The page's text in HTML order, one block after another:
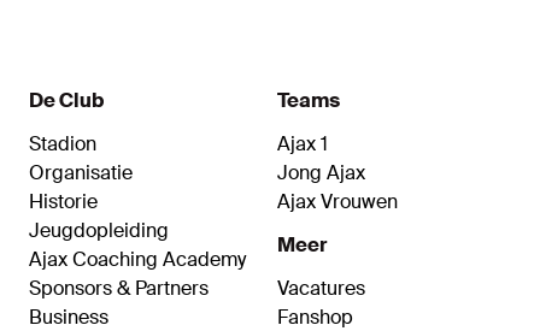
De Club
Stadion
Organisatie
Historie
Jeugdopleiding
Ajax Coaching Academy
Sponsors & Partners
Business
Teams
Ajax 1
Jong Ajax
Ajax Vrouwen
Meer
Vacatures
Fanshop